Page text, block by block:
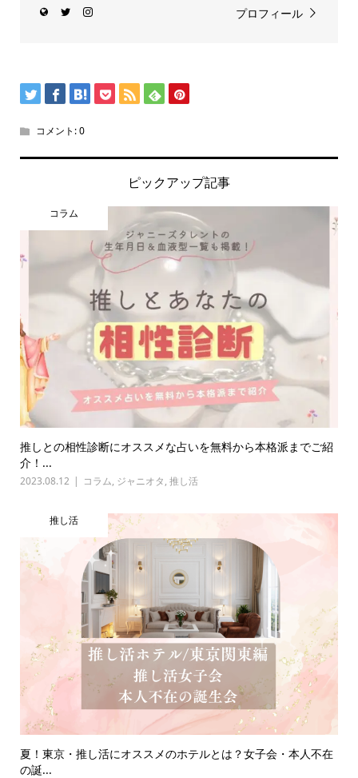
プロフィール
コメント:0
ピックアップ記事
コラム
推しとの相性診断にオススメな占いを無料から本格派までご紹
介！...
2023.08.12 コラム, ジャニオタ, 推し活
推し活
夏！東京・推し活にオススメのホテルとは？女子会・本人不在
の誕...